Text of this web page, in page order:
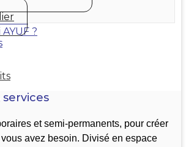
?
services
et semi-permanents, pour créer
vous avez besoin. Divisé en espace